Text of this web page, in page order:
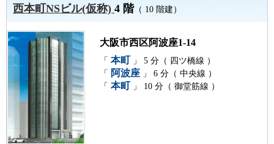
西本町NSビル(仮称)4 階（ 10 階建）
大阪市西区阿波座1-14
「 本町 」 5 分（ 四ツ橋線 ）
「 阿波座 」 6 分（ 中央線 ）
「 本町 」 10 分（ 御堂筋線 ）